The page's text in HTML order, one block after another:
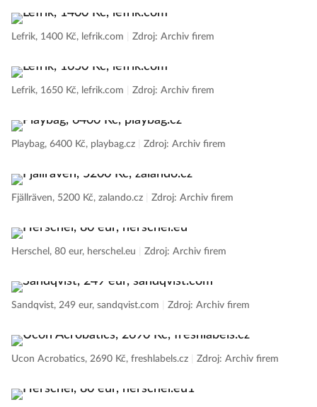
Lefrik, 1400 Kč, lefrik.com Zdroj: Archiv firem
Lefrik, 1650 Kč, lefrik.com Zdroj: Archiv firem
Playbag, 6400 Kč, playbag.cz Zdroj: Archiv firem
Fjällräven, 5200 Kč, zalando.cz Zdroj: Archiv firem
Herschel, 80 eur, herschel.eu Zdroj: Archiv firem
Sandqvist, 249 eur, sandqvist.com Zdroj: Archiv firem
Ucon Acrobatics, 2690 Kč, freshlabels.cz Zdroj: Archiv firem